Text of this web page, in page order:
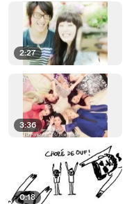
2:27
3:36
0:18